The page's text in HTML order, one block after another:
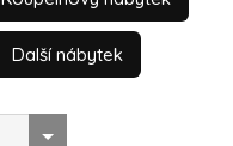
Další nábytek